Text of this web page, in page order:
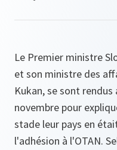
Le Premier ministre
et son ministre des
Kukan, se sont rendus
novembre pour
stade leur pays en
l'adhésion à l'OTAN.